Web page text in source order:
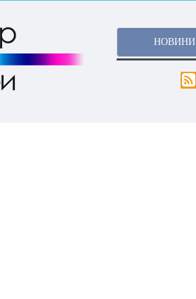
НОВИНИ